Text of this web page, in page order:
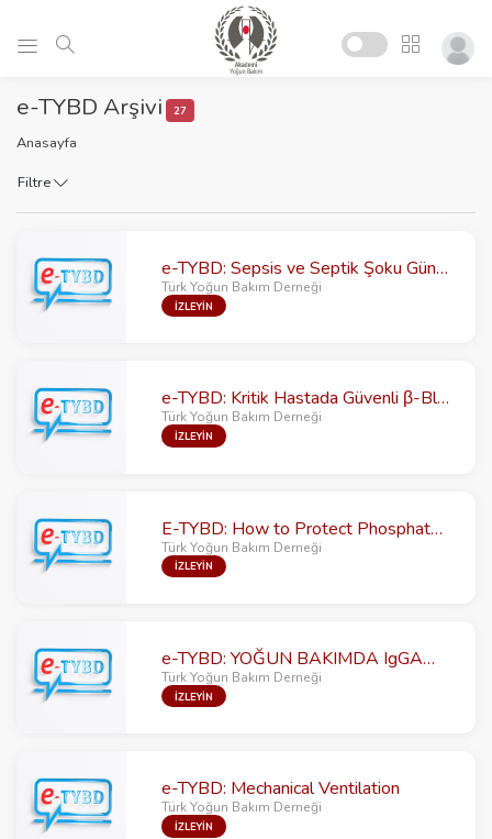
e-TYBD Arşivi 27
Anasayfa
Filtre
e-TYBD: Sepsis ve Septik Şoku Güncelleyelim
Türk Yoğun Bakım Derneği
İZLEYİN
e-TYBD: Kritik Hastada Güvenli β-Blokaj
Türk Yoğun Bakım Derneği
İZLEYİN
E-TYBD: How to Protect Phosphate While Saving Lives?
Türk Yoğun Bakım Derneği
İZLEYİN
e-TYBD: YOĞUN BAKIMDA IgGAM kullanımı
Türk Yoğun Bakım Derneği
İZLEYİN
e-TYBD: Mechanical Ventilation
Türk Yoğun Bakım Derneği
İZLEYİN